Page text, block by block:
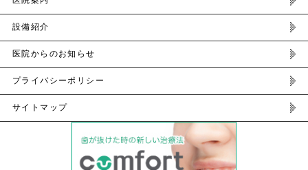
設備紹介
医院からのお知らせ
プライバシーポリシー
サイトマップ